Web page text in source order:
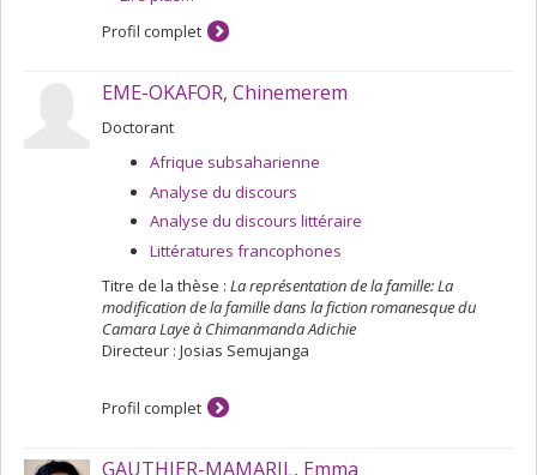
romans de Georges Simenon et de la variété des
moyens littéraires utilisés pour l’invoquer.
Profil complet
EME-OKAFOR, Chinemerem
Doctorant
Afrique subsaharienne
Analyse du discours
Analyse du discours littéraire
Littératures francophones
Titre de la thèse : La représentation de la famille: La
modification de la famille dans la fiction romanesque du
Camara Laye à Chimanmanda Adichie
Directeur : Josias Semujanga
Profil complet
GAUTHIER-MAMARIL, Emma